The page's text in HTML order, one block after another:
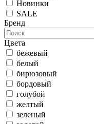
Новинки
SALE
Бренд
Цвета
бежевый
белый
бирюзовый
бордовый
голубой
желтый
зеленый